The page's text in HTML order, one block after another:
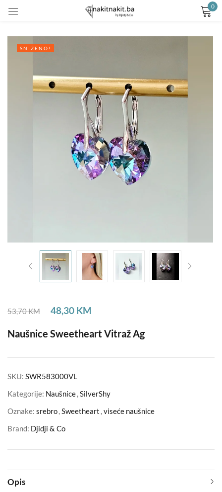
0
SNIŽENO!
53,70KM 48,30 KM
Naušnice Sweetheart Vitraž Ag
SKU: SWR583000VL
Kategorije: Naušnice,SilverShy
Oznake: srebro,Sweetheart ,viseće naušnice
Brand: Djidji & Co
Opis
Remember me
LOG IN
CREATE AN ACCOUNT